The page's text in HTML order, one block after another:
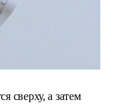
сверху, а затем